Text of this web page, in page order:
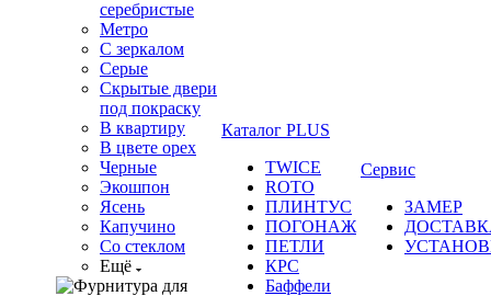
серебристые
Метро
С зеркалом
Серые
Скрытые двери
под покраску
В квартиру
В цвете орех
Черные
Экошпон
Ясень
Капучино
Со стеклом
Ещё
Каталог PLUS
TWICE
ROTO
ПЛИНТУС
ПОГОНАЖ
ПЕТЛИ
КРС
Баффели
Сервис
ЗАМЕР